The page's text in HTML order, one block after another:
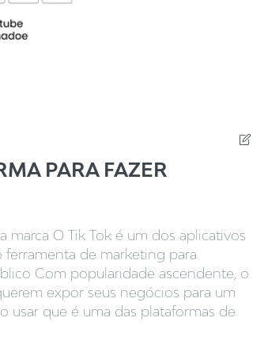
PARA FAZER
marca O Tik Tok é um dos aplicativos
de marketing para
Com popularidade ascendente, o
expor seus negócios para um
usar que é uma das plataformas de